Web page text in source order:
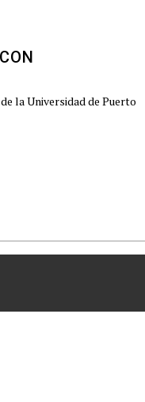
la Universidad de Puerto